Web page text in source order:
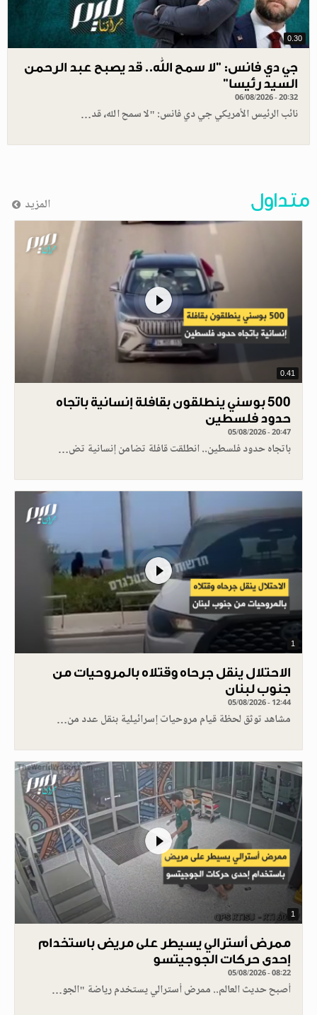
0.30
جي دي فانس: ”لا سمح الله.. قد يصبح عبد الرحمن
السيد رئيسا”
06/08/2026 - 20:32
نائب الرئيس الأمريكي جي دي فانس: "لا سمح الله، قد…
متداول المزيد
0.41
500 بوسني ينطلقون بقافلة إنسانية باتجاه
حدود فلسطين
05/08/2026 - 20:47
باتجاه حدود فلسطين.. انطلقت قافلة تضامن إنسانية تض…
1
الاحتلال ينقل جرحاه وقتلاه بالمروحيات من
جنوب لبنان
05/08/2026 - 12:44
مشاهد توثق لحظة قيام مروحيات إسرائيلية بنقل عدد من…
1
ممرض أسترالي يسيطر على مريض باستخدام
إحدى حركات الجوجيتسو
05/08/2026 - 08:22
أصبح حديث العالم.. ممرض أسترالي يستخدم رياضة "الجو…